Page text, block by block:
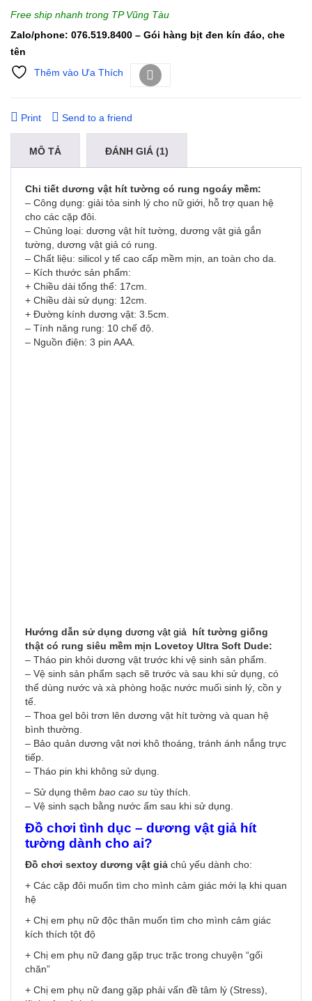
Free ship nhanh trong TP Vũng Tàu
Zalo/phone: 076.519.8400 – Gói hàng bịt đen kín đáo, che
tên
Thêm vào Ưa Thích
Print Send to a friend
MÔ TẢ ĐÁNH GIÁ (1)
Chi tiết dương vật hít tường có rung ngoáy mềm:
– Công dụng: giải tỏa sinh lý cho nữ giới, hỗ trợ quan hệ
cho các cặp đôi.
– Chủng loại: dương vật hít tường, dương vật giả gắn
tường, dương vật giả có rung.
– Chất liệu: silicol y tế cao cấp mềm mịn, an toàn cho da.
– Kích thước sản phẩm:
+ Chiều dài tổng thể: 17cm.
+ Chiều dài sử dụng: 12cm.
+ Đường kính dương vật: 3.5cm.
– Tính năng rung: 10 chế độ.
– Nguồn điện: 3 pin AAA.
Hướng dẫn sử dụng dương vật giả
hít tường giống
thật có rung siêu mềm mịn Lovetoy Ultra Soft Dude:
– Tháo pin khỏi dương vật trước khi vệ sinh sản phẩm.
– Vệ sinh sản phẩm sạch sẽ trước và sau khi sử dụng, có
thể dùng nước và xà phòng hoặc nước muối sinh lý, cồn y
tế.
– Thoa gel bôi trơn lên dương vật hít tường và quan hệ
bình thường.
– Bảo quản dương vật nơi khô thoáng, tránh ánh nắng trực
tiếp.
– Tháo pin khi không sử dụng.
– Sử dụng thêm bao cao su tùy thích.
– Vệ sinh sạch bằng nước ấm sau khi sử dụng.
Đồ chơi tình dục – dương vật giả hít
tường dành cho ai?
Đồ chơi sextoy dương vật giả chủ yếu dành cho:
+ Các cặp đôi muốn tìm cho mình cảm giác mới lạ khi quan
hệ
+ Chị em phụ nữ độc thân muốn tìm cho mình cảm giác
kích thích tột độ
+ Chị em phụ nữ đang gặp trục trặc trong chuyện “gối
chăn”
+ Chị em phụ nữ đang gặp phải vấn đề tâm lý (Stress),